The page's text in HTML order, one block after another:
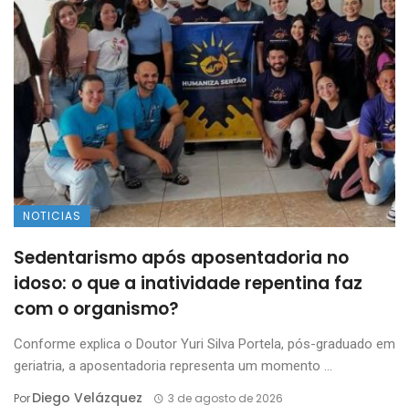
NOTICIAS
Sedentarismo após aposentadoria no
idoso: o que a inatividade repentina faz
com o organismo?
Conforme explica o Doutor Yuri Silva Portela, pós-graduado em
geriatria, a aposentadoria representa um momento ...
PorDiego Velázquez 3 de agosto de 2026